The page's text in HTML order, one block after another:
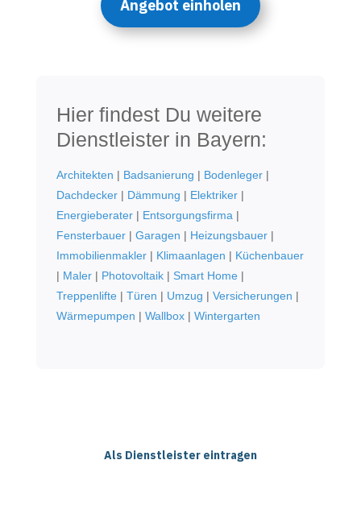
Angebot einholen
Hier findest Du weitere
Dienstleister in Bayern:
Architekten | Badsanierung | Bodenleger|
Dachdecker| Dämmung | Elektriker|
Energieberater| Entsorgungsfirma |
Fensterbauer| Garagen | Heizungsbauer|
Immobilienmakler| Klimaanlagen | Küchenbauer
| Maler| Photovoltaik| Smart Home|
Treppenlifte| Türen | Umzug | Versicherungen |
Wärmepumpen | Wallbox| Wintergarten
Als Dienstleister eintragen